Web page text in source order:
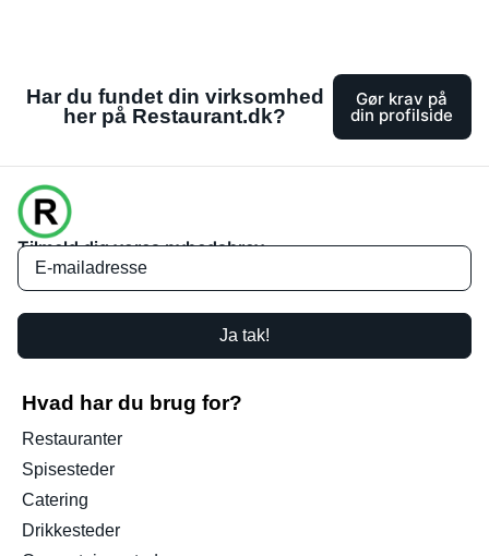
Har du fundet din virksomhed
her på Restaurant.dk?
Gør krav på
din profilside
Tilmeld dig vores nyhedsbrev
Ja tak!
Hvad har du brug for?
Restauranter
Spisesteder
Catering
Drikkesteder